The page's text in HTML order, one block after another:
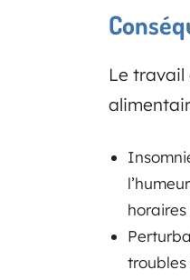
Le travail
troubles